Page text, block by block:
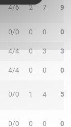
4/6 2 7 9
0/0 0 0 0
4/4 0 3 3
4/4 0 0 0
0/0 1 4 5
0/0 0 0 0